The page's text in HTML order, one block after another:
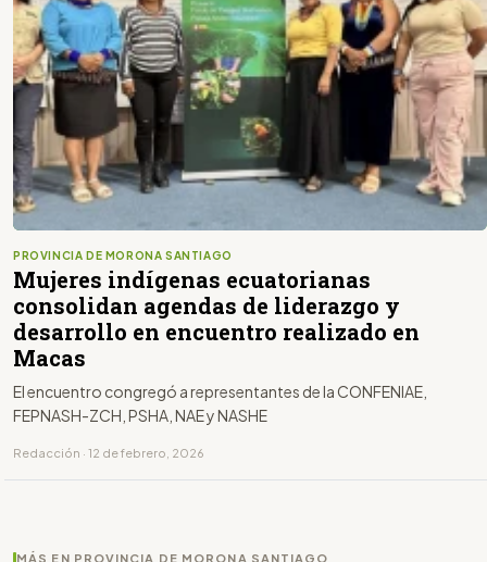
PROVINCIA DE MORONA SANTIAGO
Mujeres indígenas ecuatorianas
consolidan agendas de liderazgo y
desarrollo en encuentro realizado en
Macas
El encuentro congregó a representantes de la CONFENIAE,
FEPNASH-ZCH, PSHA, NAE y NASHE
Redacción · 12 de febrero, 2026
MÁS EN PROVINCIA DE MORONA SANTIAGO